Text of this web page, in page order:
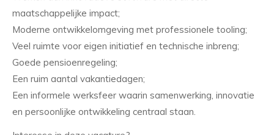
maatschappelijke impact;
Moderne ontwikkelomgeving met professionele tooling;
Veel ruimte voor eigen initiatief en technische inbreng;
Goede pensioenregeling;
Een ruim aantal vakantiedagen;
Een informele werksfeer waarin samenwerking, innovatie
en persoonlijke ontwikkeling centraal staan.